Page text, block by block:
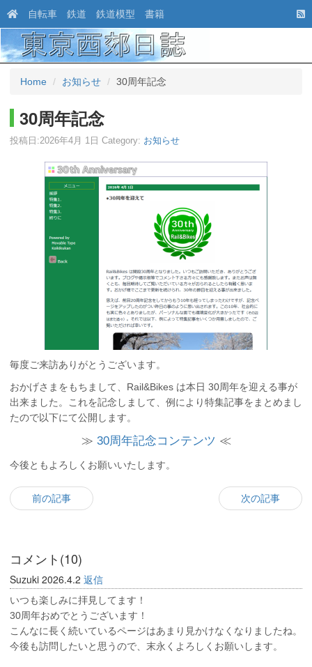
自転車 鉄道 鉄道模型 書籍
Home お知らせ 30周年記念
30周年記念
投稿日:2026年4月 1日 Category: お知らせ
毎度ご来訪ありがとうございます。
おかげさまをもちまして、Rail&Bikes は本日 30周年を迎える事が
出来ました。これを記念しまして、例により特集記事をまとめまし
たので以下にて公開します。
≫ 30周年記念コンテンツ ≪
今後ともよろしくお願いいたします。
前の記事 次の記事
コメント(10)
Suzuki 2026.4.2 返信
いつも楽しみに拝見してます！
30周年おめでとうございます！
こんなに長く続いているページはあまり見かけなくなりましたね。
今後も訪問したいと思うので、末永くよろしくお願いします。